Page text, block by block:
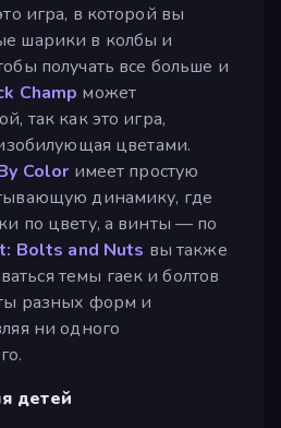
игра, в которой вы
шарики в колбы и
получать все больше и
Champ может
так как это игра,
цветами.
Color имеет простую
динамику, где
по цвету, а винты — по
Bolts and Nuts вы также
темы гаек и болтов
разных форм и
ни одного
детей